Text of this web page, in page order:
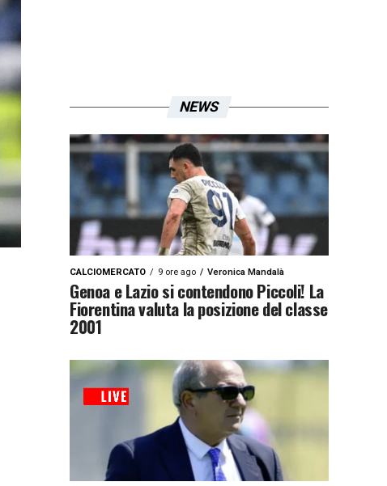
NEWS
CALCIOMERCATO 9 ore ago Veronica Mandalà
Genoa e Lazio si contendono Piccoli! La
Fiorentina valuta la posizione del classe
2001